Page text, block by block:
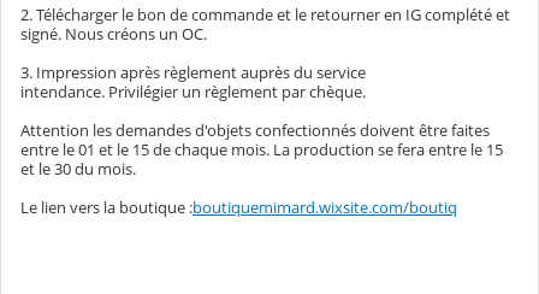
2. Télécharger le bon de commande et le retourner en IG complété et
signé. Nous créons un OC.
3. Impression après règlement auprès du service
intendance. Privilégier un règlement par chèque.
Attention les demandes d'objets confectionnés doivent être faites
entre le 01 et le 15 de chaque mois. La production se fera entre le 15
et le 30 du mois.
Le lien vers la boutique :boutiquemimard.wixsite.com/boutiq